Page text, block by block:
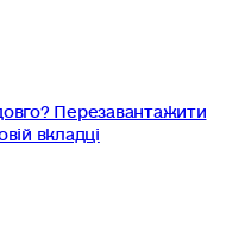
Перезавантажити
вкладці